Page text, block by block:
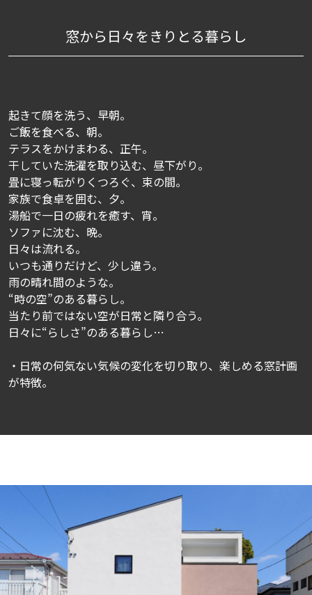
窓から日々をきりとる暮らし
起きて顔を洗う、早朝。
ご飯を食べる、朝。
テラスをかけまわる、正午。
干していた洗濯を取り込む、昼下がり。
畳に寝っ転がりくつろぐ、束の間。
家族で食卓を囲む、夕。
湯船で一日の疲れを癒す、宵。
ソファに沈む、晩。
日々は流れる。
いつも通りだけど、少し違う。
雨の晴れ間のような。
“時の空”のある暮らし。
当たり前ではない空が日常と隣り合う。
日々に“らしさ”のある暮らし…
・日常の何気ない気候の変化を切り取り、楽しめる窓計画
が特徴。